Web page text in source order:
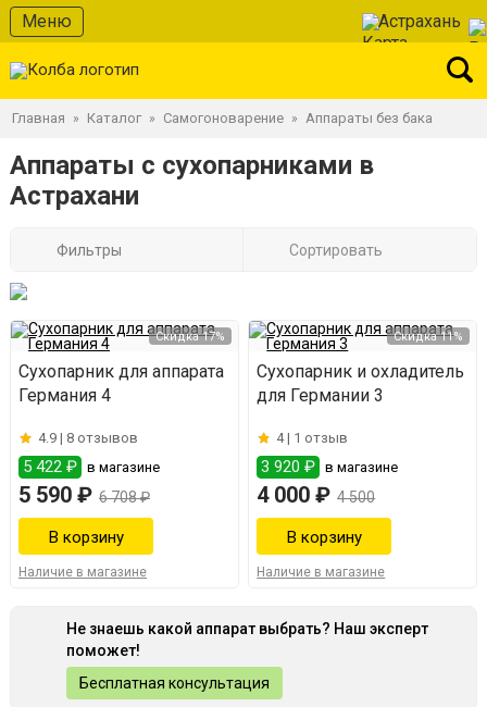
Меню Астрахань
Главная » Каталог » Самогоноварение » Аппараты без бака
Аппараты с сухопарниками в
Астрахани
Фильтры Сортировать
Скидка 17%
Сухопарник для аппарата
Германия 4
4.9 | 8 отзывов
5 422 ₽ в магазине
5 590 ₽ 6 708 ₽
Наличие в магазине
Скидка 11%
Сухопарник и охладитель
для Германии 3
4 | 1 отзыв
3 920 ₽ в магазине
4 000 ₽ 4 500
Наличие в магазине
Не знаешь какой аппарат выбрать? Наш эксперт
поможет!
Бесплатная консультация